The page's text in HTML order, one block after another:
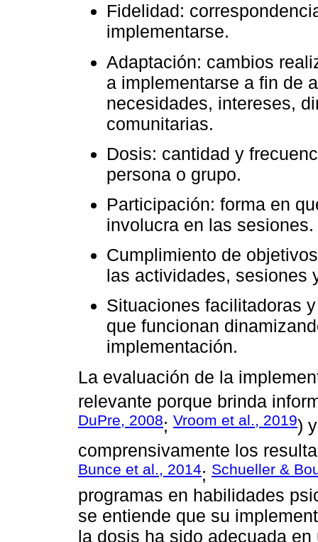
Fidelidad:
implementarse.
Adaptación: cambios
a implementarse a fin de
necesidades, intereses,
comunitarias.
Dosis: cantidad y
persona o grupo.
Participación: forma en
involucra en las sesiones.
Cumplimiento de
las actividades, sesiones
Situaciones facilitadoras
que funcionan
implementación.
La evaluación de la
relevante porque brinda
DuPre, 2008; Vroom et al., 2019)
comprensivamente los
Bunce et al., 2014; Schueller &
programas en habilidades
se entiende que su
la dosis ha sido adecuada